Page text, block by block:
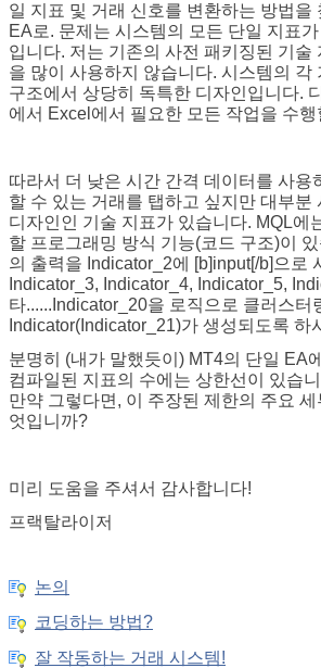
일 지표 및 거래 신호를 변환하는 방법을
EA로. 문제는 시스템의 모든 단일 지표
입니다. 저는 기존의 사전 패키징된 기술
을 많이 사용하지 않습니다. 시스템의 각
구조에서 상당히 독특한 디자인입니다.
에서 Excel에서 필요한 모든 작업을 수
따라서 더 낮은 시간 간격 데이터를 사용
할 수 있는 거래를 탭하고 싶지만 대부분
디자인인 기술 지표가 있습니다. MQL에
할 프로그래밍 방식 기능(코드 구조)이
의 출력을 Indicator_2에 [b]input[/b]으로
Indicator_3, Indicator_4, Indicator_5,
타......Indicator_20을 로직으로 클러스터
Indicator(Indicator_21)가 생성되도록 하
분명히 (내가 말했듯이) MT4의 단일 EA
컴파일된 지표의 수에는 상한선이 있습
만약 그렇다면, 이 주장된 제한의 주요
엇입니까?
미리 도움을 주셔서 감사합니다!
프랙탈라이저
논의
코딩하는 방법?
잘 작동하는 거래 시스템!